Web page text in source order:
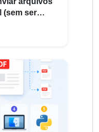
(sem ser